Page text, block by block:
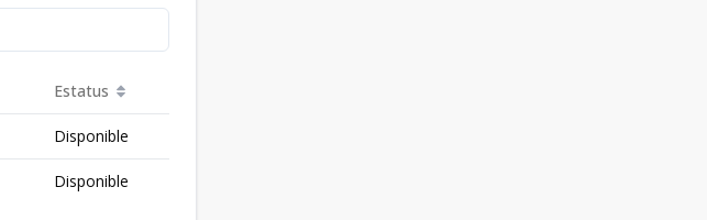
Estatus
Disponible
Disponible